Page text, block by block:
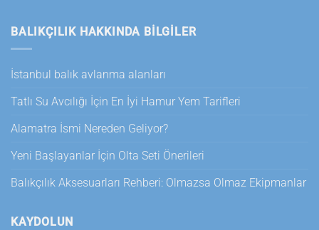
BALIKÇILIK HAKKINDA BILGILER
İstanbul balık avlanma alanları
Tatlı Su Avcılığı İçin En İyi Hamur Yem Tarifleri
Alamatra İsmi Nereden Geliyor?
Yeni Başlayanlar İçin Olta Seti Önerileri
Balıkçılık Aksesuarları Rehberi: Olmazsa Olmaz Ekipmanlar
KAYDOLUN